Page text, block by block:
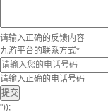
请输入正确的反馈内容
九游平台的联系方式*
请输入正确的电话号码
提交
"));